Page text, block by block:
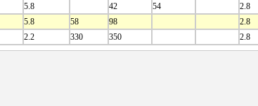
5.8 42 54 2.8
5.8 58 98 2.8
2.2 330 350 2.8